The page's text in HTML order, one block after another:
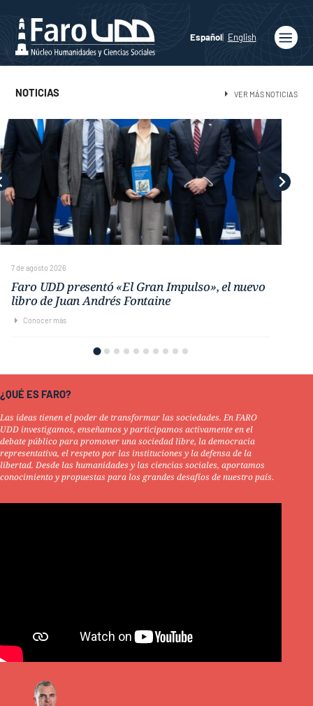
Español English
Publicaciones
Noticias
Medios
Agenda
Ediciones
Faro UDD
NOTICIAS VER MÁS NOTICIAS
7 de agosto 2026
Faro UDD presentó «El Gran Impulso», el nuevo
libro de Juan Andrés Fontaine
Conocer más
¿QUÉ ES FARO?
Las ideas tienen el poder de transformar las sociedades. En FARO
UDD investigamos, enseñamos y participamos activamente en el
debate público para promover una sociedad libre, la democracia
representativa, el respeto por las instituciones y la defensa de la
libertad. Desde las humanidades y las ciencias sociales, aportamos
conocimiento y propuestas para los grandes desafíos de nuestro país.